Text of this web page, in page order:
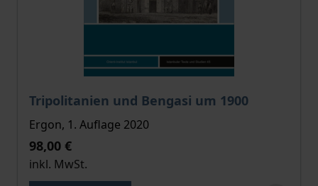
Tripolitanien und Bengasi um 1900
Der Preis dieses Titels richtet sich nach der
Ergon, 1. Auflage 2020
98,00 €
inkl. MwSt.